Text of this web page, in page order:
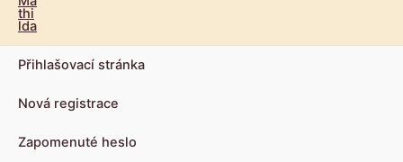
Přihlašovací stránka
Nová registrace
Zapomenuté heslo